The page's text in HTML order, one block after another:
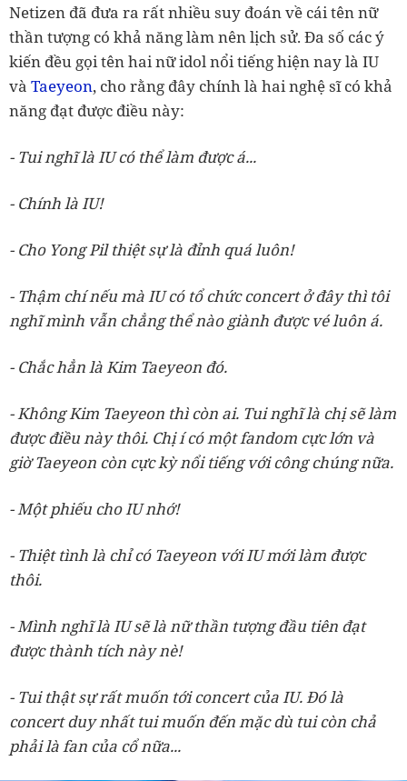
Netizen đã đưa ra rất nhiều suy đoán về cái tên nữ
thần tượng có khả năng làm nên lịch sử. Đa số các ý
kiến đều gọi tên hai nữ idol nổi tiếng hiện nay là IU
và Taeyeon, cho rằng đây chính là hai nghệ sĩ có khả
năng đạt được điều này:
- Tui nghĩ là IU có thể làm được á...
- Chính là IU!
- Cho Yong Pil thiệt sự là đỉnh quá luôn!
- Thậm chí nếu mà IU có tổ chức concert ở đây thì tôi
nghĩ mình vẫn chẳng thể nào giành được vé luôn á.
- Chắc hẳn là Kim Taeyeon đó.
- Không Kim Taeyeon thì còn ai. Tui nghĩ là chị sẽ làm
được điều này thôi. Chị í có một fandom cực lớn và
giờ Taeyeon còn cực kỳ nổi tiếng với công chúng nữa.
- Một phiếu cho IU nhớ!
- Thiệt tình là chỉ có Taeyeon với IU mới làm được
thôi.
- Mình nghĩ là IU sẽ là nữ thần tượng đầu tiên đạt
được thành tích này nè!
- Tui thật sự rất muốn tới concert của IU. Đó là
concert duy nhất tui muốn đến mặc dù tui còn chả
phải là fan của cổ nữa...